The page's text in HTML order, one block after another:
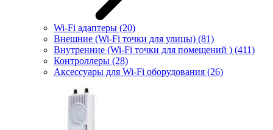
Wi-Fi адаптеры (20)
Внешние (Wi-Fi точки для улицы) (81)
Внутренние (Wi-Fi точки для помещений ) (411)
Контроллеры (28)
Аксессуары для Wi-Fi оборудования (26)